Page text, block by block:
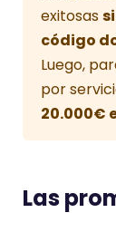
exitosas
código
Luego,
por
20.000€
Las